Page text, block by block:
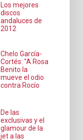
Los mejores
discos
andaluces de
2012
Chelo García-
Cortés: "A Rosa
Benito la
mueve el odio
contra Rocío
De las
exclusivas y el
glamour de la
jet a las